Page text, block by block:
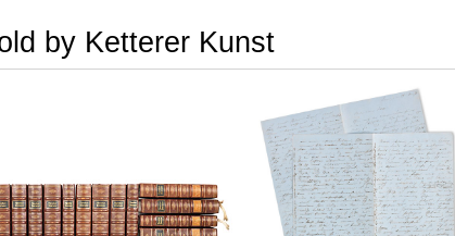
by Ketterer Kunst